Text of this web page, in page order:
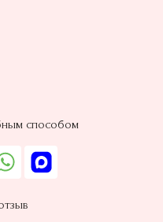
способом